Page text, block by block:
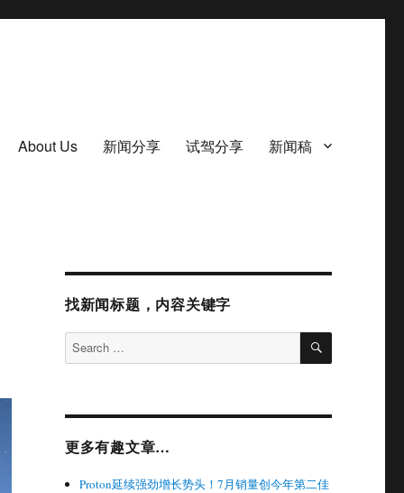
About Us 新闻分享 试驾分享 新闻稿
找新闻标题，内容关键字
Search
for:
SEARCH
更多有趣文章…
Proton延续强劲增长势头！7月销量创今年第二佳